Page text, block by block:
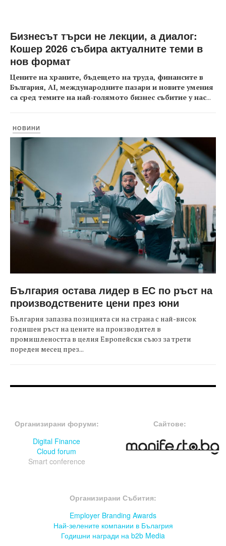
Бизнесът търси не лекции, а диалог:
Кошер 2026 събира актуалните теми в
нов формат
Цените на храните, бъдещето на труда, финансите в
България, AI, международните пазари и новите умения
са сред темите на най-голямото бизнес събитие у нас...
НОВИНИ
България остава лидер в ЕС по ръст на
производствените цени през юни
България запазва позицията си на страна с най-висок
годишен ръст на цените на производител в
промишлеността в целия Европейски съюз за трети
пореден месец през...
Организирани форуми:
Digital Finance
Cloud forum
Smart conference
Сайтове:
Организирани Събития:
Employer Branding Awards
Най-зелените компании в Бълагрия
Годишни награди на b2b Media